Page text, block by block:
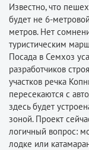
Известно, что
будет не 6-
метров. Нет
туристическим
Посада в Семхоз
разработчиков
участков речка
пересекаются с
здесь будет
зоной. Проект
логичный вопрос:
лодке или